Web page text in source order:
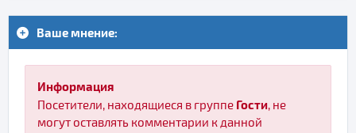
Ваше мнение:
Информация
Посетители, находящиеся в группе Гости, не
могут оставлять комментарии к данной